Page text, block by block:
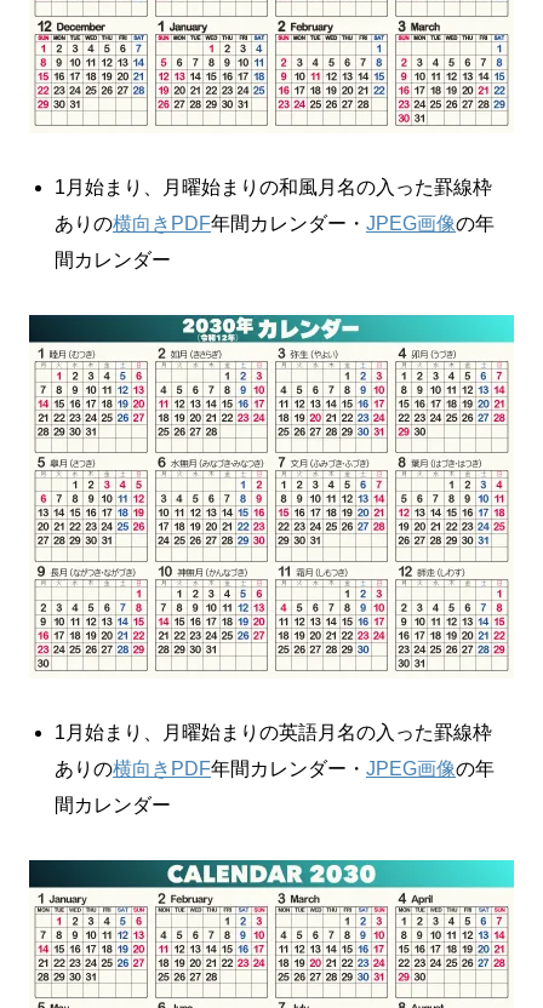
1月始まり、月曜始まりの和風月名の入った罫線枠
ありの横向きPDF年間カレンダー・ JPEG画像の年
間カレンダー
1月始まり、月曜始まりの英語月名の入った罫線枠
ありの横向きPDF年間カレンダー・ JPEG画像の年
間カレンダー